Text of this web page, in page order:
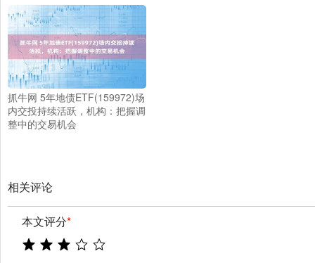
抓牛网 5年地债ETF(159972)场
内交投持续活跃，机构：把握调
整中的交易机会
相关评论
本文评分*